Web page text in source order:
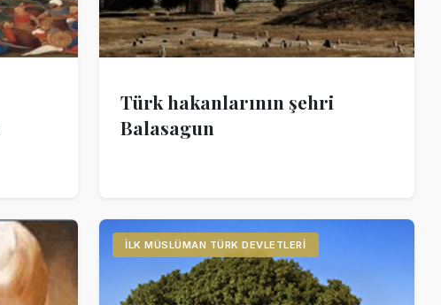
Türk hakanlarının şehri
Balasagun
İLK MÜSLÜMAN TÜRK DEVLETLERI